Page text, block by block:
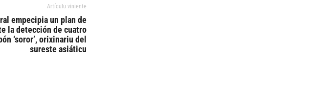
Artículu viniente
empecipia un plan de
la detección de cuatro
‘soror’, orixinariu del
sureste asiáticu